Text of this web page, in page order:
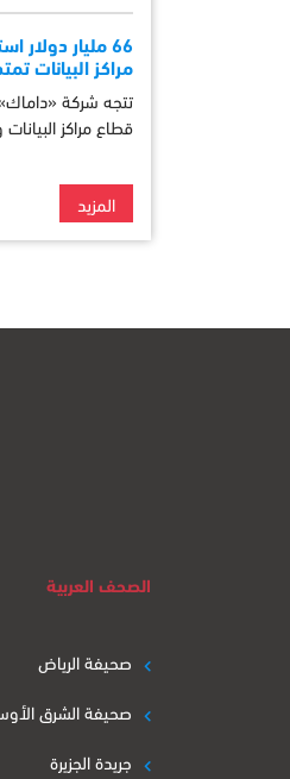
66 مليار
مراكز البيانات تمتد إلى 13 دولة
تتجه شركة «داماك»
قطاع مراكز
المزيد
الصحف العربية
صحيفة الرياض
صحيفة الشرق
جريدة الجزيرة